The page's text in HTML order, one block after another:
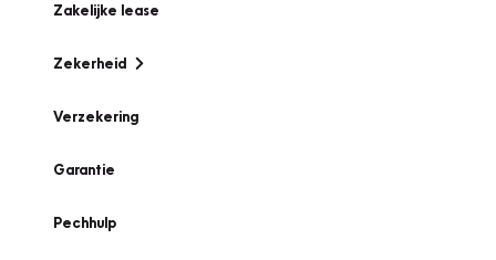
Zakelijke lease
Zekerheid
Verzekering
Garantie
Pechhulp